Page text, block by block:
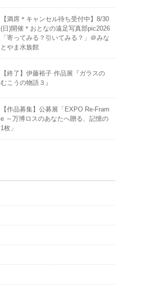
【満席＊キャンセル待ち受付中】8/30
(日)開催＊おとなの遠足写真部pic2026
「寄ってみる？引いてみる？」＠みな
とやま水族館
【終了】伊藤裕子 作品展『ガラスの
むこうの物語３』
【作品募集】公募展「EXPO Re-Fram
e ～万博ロスのあなたへ贈る、記憶の
1枚」